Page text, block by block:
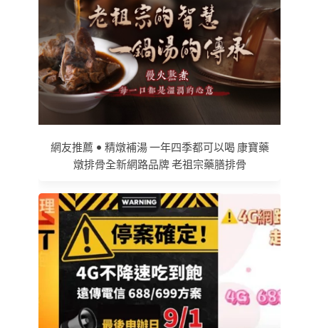
網友推薦 • 精燉補湯 一年四季都可以喝 康寶藥
燉排骨全新網路品牌 老祖宗藥膳排骨